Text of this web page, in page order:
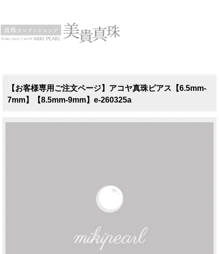
【お客様専用ご注文ページ】アコヤ真珠ピアス【6.5mm-
7mm】【8.5mm-9mm】e-260325a